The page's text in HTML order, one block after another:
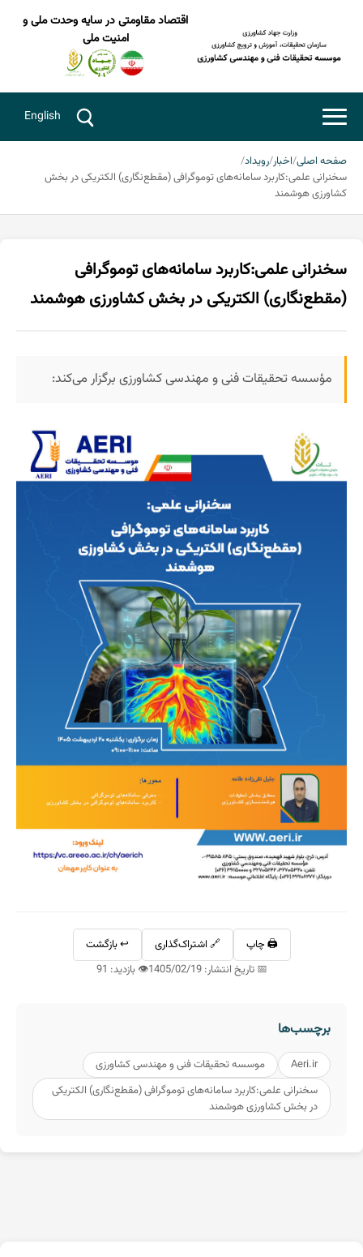
اقتصاد مقاومتی در سایه وحدت ملی و
امنیت ملی
English
صفحه اصلی اخبار رویداد
سخنرانی علمی:کاربرد سامانه‌های توموگرافی (مقطع‌نگاری) الکتریکی در بخش
کشاورزی هوشمند
سخنرانی علمی:کاربرد سامانه‌های توموگرافی
(مقطع‌نگاری) الکتریکی در بخش کشاورزی هوشمند
مؤسسه تحقیقات فنی و مهندسی کشاورزی برگزار می‌کند:
🖨️ چاپ 🔗 اشتراک‌گذاری
↩️ بازگشت
📅 تاریخ انتشار: 1405/02/19
👁️ بازدید: 91
برچسب‌ها
Aeri.ir
موسسه تحقیقات فنی و مهندسی کشاورزی
سخنرانی علمی:کاربرد سامانه‌های توموگرافی (مقطع‌نگاری) الکتریکی
در بخش کشاورزی هوشمند